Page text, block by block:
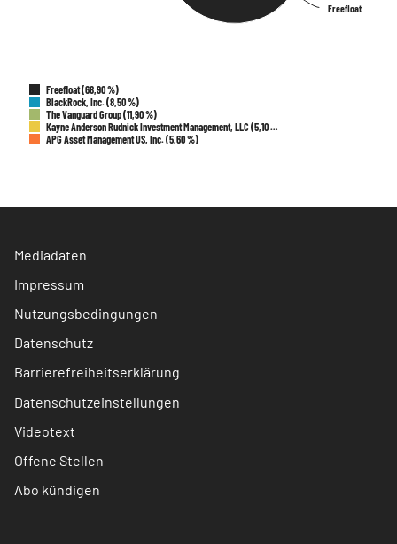
Freefloat
Freefloat
Freefloat (68,90 %)
BlackRock, Inc. (8,50 %)
The Vanguard Group (11,90 %)
Kayne Anderson Rudnick Investment Management, LLC (5,10 …
APG Asset Management US, Inc. (5,60 %)
Mediadaten
Impressum
Nutzungsbedingungen
Datenschutz
Barrierefreiheitserklärung
Datenschutzeinstellungen
Videotext
Offene Stellen
Abo kündigen